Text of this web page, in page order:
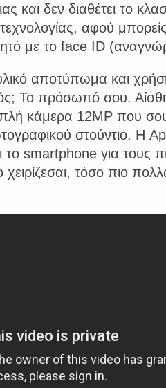
και δεν διαθέτει το
αφού
με το face ID
αποτύπωμα και
Το πρόσωπό σου.
κάμερα 12MP που
στούντιο. Η
το smartphone για τους
τόσο πιο